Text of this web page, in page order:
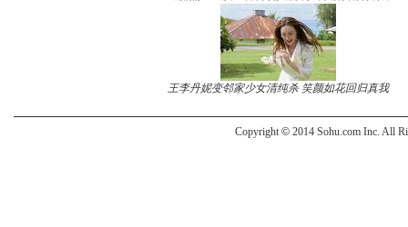
王李丹妮变邻家少女清纯杀 笑颜如花回归真我
Copyright © 2014 Sohu.com Inc. All